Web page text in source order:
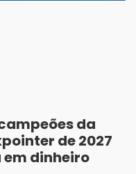
da
de 2027
dinheiro